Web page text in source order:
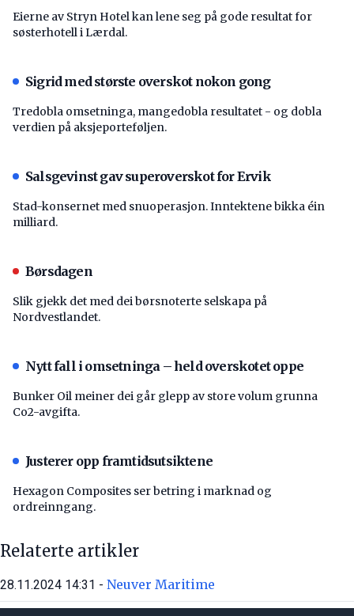
Eierne av Stryn Hotel kan lene seg på gode resultat for
søsterhotell i Lærdal.
Sigrid med største overskot nokon gong
Tredobla omsetninga, mangedobla resultatet - og dobla
verdien på aksjeporteføljen.
Salsgevinst gav superoverskot for Ervik
Stad-konsernet med snuoperasjon. Inntektene bikka éin
milliard.
Børsdagen
Slik gjekk det med dei børsnoterte selskapa på
Nordvestlandet.
Nytt fall i omsetninga – held overskotet oppe
Bunker Oil meiner dei går glepp av store volum grunna
Co2-avgifta.
Justerer opp framtidsutsiktene
Hexagon Composites ser betring i marknad og
ordreinngang.
Relaterte artikler
28.11.2024 14:31 - Neuver Maritime